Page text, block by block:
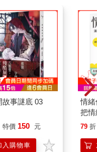
故事謎底 03
特價 150 元
入購物車
情
把
誰
79 折